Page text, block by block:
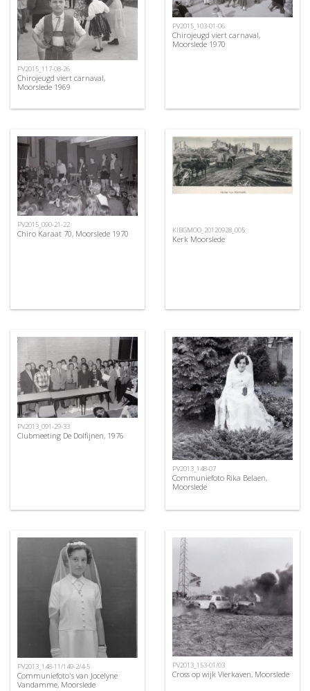
PV2015_117-08-26
Chirojeugd viert carnaval,
Moorslede 1969
PV2015_103-01-06
Chirojeugd viert carnaval,
Moorslede 1970
PV2015_090-21-22
Chiro Karaat 70, Moorslede 1970 KIBGMOO_20120928_005
Kerk Moorslede
PV2013_091-29-33
Clubmeeting De Dolfijnen, 1976
PV2013_148-07
Communiefoto Rika Belaen,
Moorslede
PV2013_148-11/149-2/4-5
Communiefoto's van Jocelyne
Vandamme, Moorslede
PV2013_153-01/03
Cross op wijk Vierkaven, Moorslede